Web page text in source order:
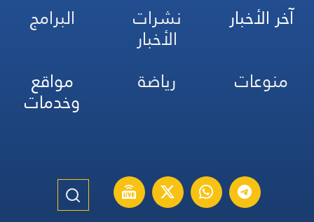
آخر الأخبار نشرات
الأخبار
البرامج
منوعات
رياضة مواقع
وخدمات